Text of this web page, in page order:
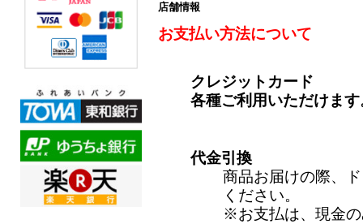
店舗情報
お支払い方法について
クレジットカード
各種ご利用いただけます
代金引換
商品お届けの際、
ください。
※お支払は、現金